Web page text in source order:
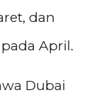
dan
April.
Dubai